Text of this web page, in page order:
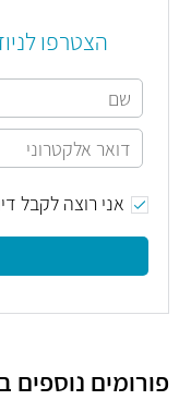
הצטרפו
אני רוצה לקבל
פורומים נוספים